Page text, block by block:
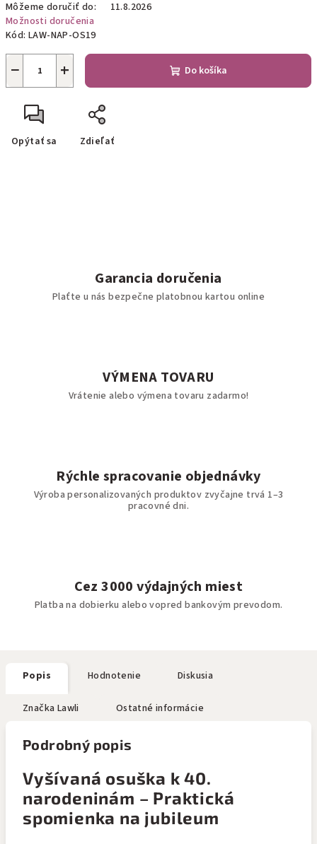
Môžeme doručiť do:
11.8.2026
Možnosti doručenia
Kód: LAW-NAP-OS19
+
− Do košíka
Opýtať sa Zdieľať
Garancia doručenia
Plaťte u nás bezpečne platobnou kartou online
VÝMENA TOVARU
Vrátenie alebo výmena tovaru zadarmo!
Rýchle spracovanie objednávky
Výroba personalizovaných produktov zvyčajne trvá 1–3
pracovné dni.
Cez 3000 výdajných miest
Platba na dobierku alebo vopred bankovým prevodom.
Popis Hodnotenie Diskusia
Značka Lawli Ostatné informácie
Podrobný popis
Vyšívaná osuška k 40.
narodeninám – Praktická
spomienka na jubileum